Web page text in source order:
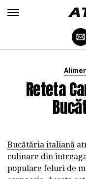
Reteta
Bucătăria italiană
culinare din
populare feluri de